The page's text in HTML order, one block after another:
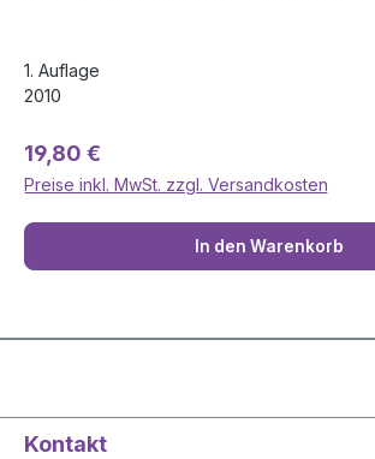
1. Auflage
2010
Regulärer Preis:
19,80 €
Preise inkl. MwSt. zzgl. Versandkosten
In den Warenkorb
Kontakt